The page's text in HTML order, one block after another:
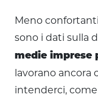
Meno
sono i dati sulla
medie imprese
lavorano
intenderci,